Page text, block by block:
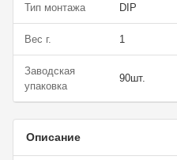
Тип монтажа DIP
Вес г. 1
Заводская
упаковка
90шт.
Описание